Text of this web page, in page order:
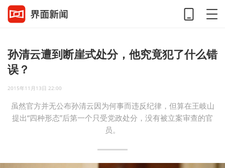
孙清云遭到断崖式处分，他究竟犯了什么错
误？
2015年11月13日 22:00
虽然官方并无公布孙清云因为何事而违反纪律，但算在王岐山
提出“四种形态”后第一个只受党政处分，没有被立案审查的官
员。